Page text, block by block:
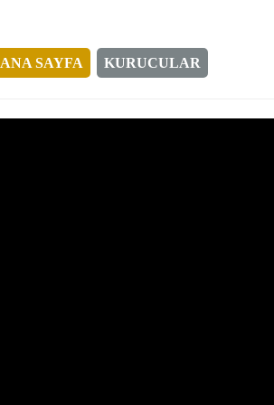
ANA SAYFA KURUCULAR